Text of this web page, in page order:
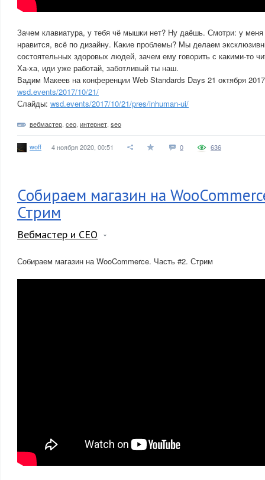
Зачем клавиатура, у тебя чё мышки нет? Ну даёшь. Смотри: у меня
нравится, всё по дизайну. Какие проблемы? Мы делаем
состоятельных здоровых людей, зачем ему говорить с какими-то
Ха-ха, иди уже работай, заботливый ты наш.
Вадим Макеев на конференции Web Standards Days 21 октября
wsd.events/2017/10/21/
Слайды: wsd.events/2017/10/21/pres/inhuman-ui/
вебмастер сео интернет seo
woff 4 ноября 2020, 00:51 0 636
Собираем магазин на
Стрим
Вебмастер и СЕО
Собираем магазин на WooCommerce. Часть #2. Стрим